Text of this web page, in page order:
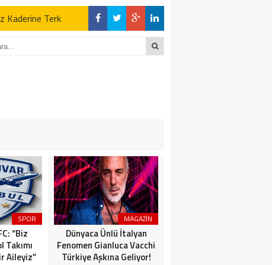
Kaderine Terk
Açıklamalar
Kaderine Terk
SPOR
“Biz
Aileyiz”
MAGAZİN
Dünyaca Ünlü İtalyan
Fenomen Gianluca Vacchi
Türkiye Aşkına Geliyor!